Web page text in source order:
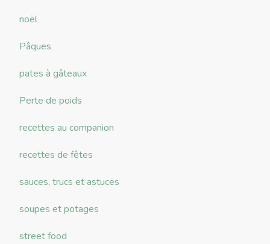
noël
Pâques
pates à gâteaux
Perte de poids
recettes au companion
recettes de fêtes
sauces, trucs et astuces
soupes et potages
street food